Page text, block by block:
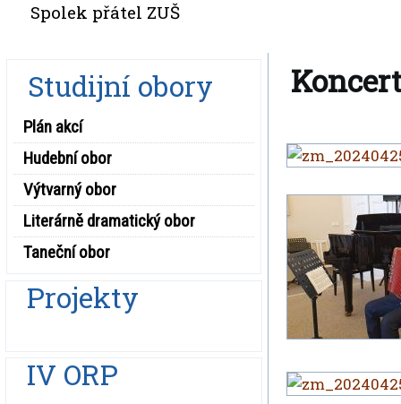
Spolek přátel ZUŠ
Studijní obory
Plán akcí
Hudební obor
Výtvarný obor
Literárně dramatický obor
Taneční obor
Projekty
IV ORP